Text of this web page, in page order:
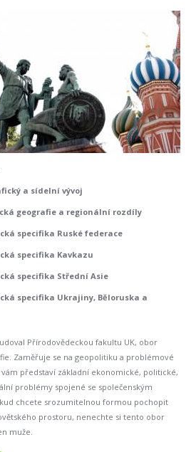
a sídelní vývoj
geografie a regionální rozdíly
specifika Ruské federace
specifika Kavkazu
specifika Střední Asie
specifika Ukrajiny, Běloruska a
Přírodovědeckou fakultu UK, obor
Zaměřuje se na geopolitiku a problémové
představí základní ekonomické, politické,
problémy spojené se společenským
chcete srozumitelnou formou pochopit
prostoru, nenechte si tento obor
muže.